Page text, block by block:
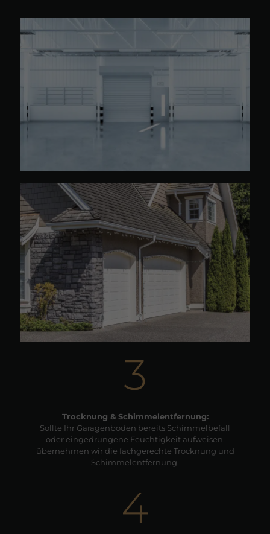
3
Trocknung & Schimmelentfernung:
Sollte Ihr Garagenboden bereits Schimmelbefall
oder eingedrungene Feuchtigkeit aufweisen,
übernehmen wir die fachgerechte Trocknung und
Schimmelentfernung.
4